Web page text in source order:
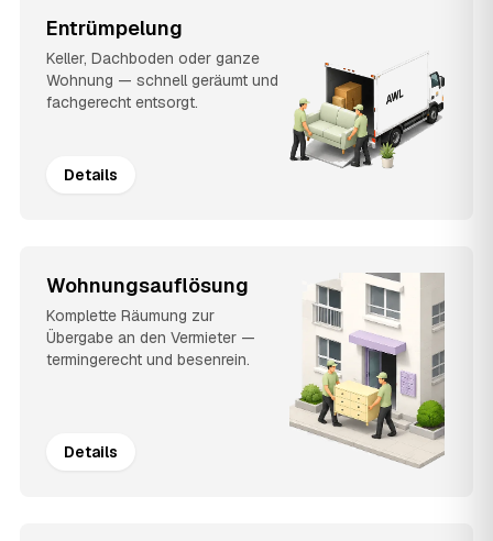
Entrümpelung
Keller, Dachboden oder ganze
Wohnung — schnell geräumt und
fachgerecht entsorgt.
Details
Wohnungsauflösung
Komplette Räumung zur
Übergabe an den Vermieter —
termingerecht und besenrein.
Details